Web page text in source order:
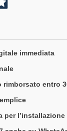
immediata
rimborsato entro
per l’installazione